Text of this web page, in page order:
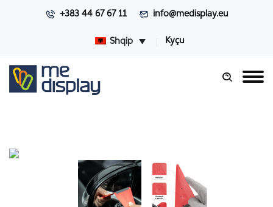
+383 44 67 67 11 info@medisplay.eu
Shqip Kyçu